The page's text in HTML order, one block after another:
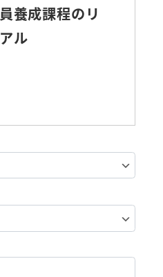
員養成課程のリ
アル